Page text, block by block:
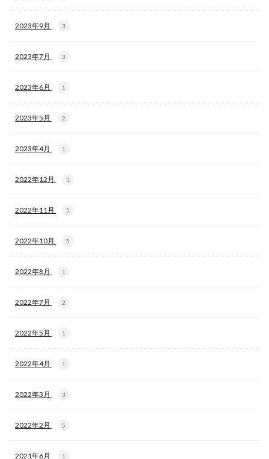
2023年9月 3
2023年7月 3
2023年6月 1
2023年5月 2
2023年4月 1
2022年12月 1
2022年11月 5
2022年10月 5
2022年8月 1
2022年7月 2
2022年5月 1
2022年4月 1
2022年3月 3
2022年2月 5
2021年6月 1